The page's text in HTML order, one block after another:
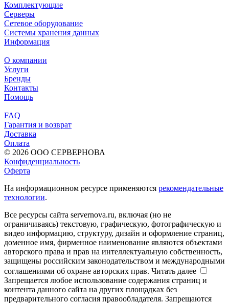
Комплектующие
Серверы
Сетевое оборудование
Системы хранения данных
Информация
О компании
Услуги
Бренды
Контакты
Помощь
FAQ
Гарантия и возврат
Доставка
Оплата
© 2026 ООО СЕРВЕРНОВА
Конфиденциальность
Оферта
На информационном ресурсе применяются рекомендательные
технологии.
Все ресурсы сайта servernova.ru, включая (но не
ограничиваясь) текстовую, графическую, фотографическую и
видео информацию, структуру, дизайн и оформление страниц,
доменное имя, фирменное наименование являются объектами
авторского права и прав на интеллектуальную собственность,
защищены российским законодательством и международными
соглашениями об охране авторских прав. Читать далее
Запрещается любое использование содержания страниц и
контента данного сайта на других площадках без
предварительного согласия правообладателя. Запрещаются